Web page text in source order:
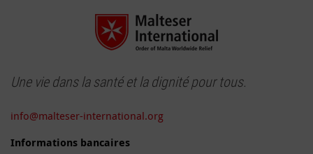
Une vie dans la santé et la dignité pour tous.
info@malteser-international.org
Informations bancaires